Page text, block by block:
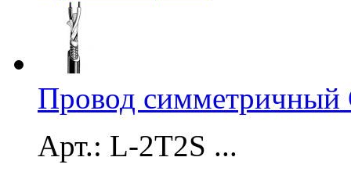
Провод симметричный
Арт.: L-2T2S ...